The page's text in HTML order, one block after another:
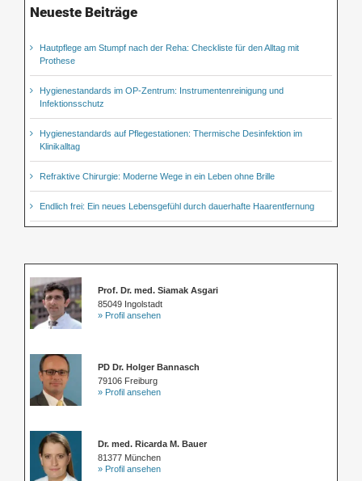
Neueste Beiträge
Hautpflege am Stumpf nach der Reha: Checkliste für den Alltag mit
Prothese
Hygienestandards im OP-Zentrum: Instrumentenreinigung und
Infektionsschutz
Hygienestandards auf Pflegestationen: Thermische Desinfektion im
Klinikalltag
Refraktive Chirurgie: Moderne Wege in ein Leben ohne Brille
Endlich frei: Ein neues Lebensgefühl durch dauerhafte Haarentfernung
Prof. Dr. med. Siamak Asgari
85049 Ingolstadt
» Profil ansehen
PD Dr. Holger Bannasch
79106 Freiburg
» Profil ansehen
Dr. med. Ricarda M. Bauer
81377 München
» Profil ansehen